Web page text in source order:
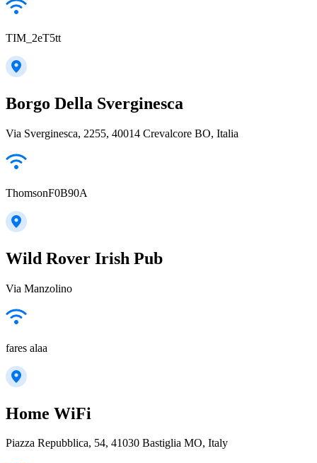
TIM_2eT5tt
Borgo Della Sverginesca
Via Sverginesca, 2255, 40014 Crevalcore BO, Italia
ThomsonF0B90A
Wild Rover Irish Pub
Via Manzolino
fares alaa
Home WiFi
Piazza Repubblica, 54, 41030 Bastiglia MO, Italy